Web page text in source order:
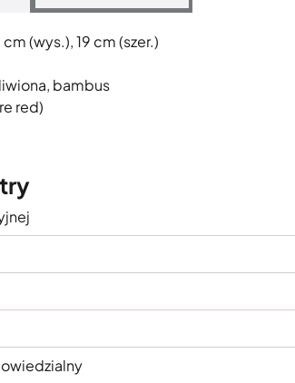
(wys.), 19 cm (szer.)
bambus
red)